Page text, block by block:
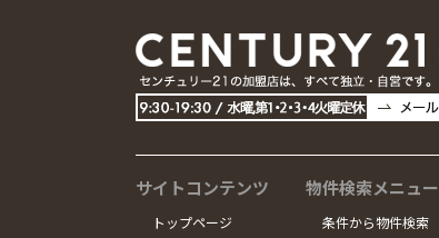
サイトコンテンツ
トップページ
物件検索メニュー
条件から物件検索